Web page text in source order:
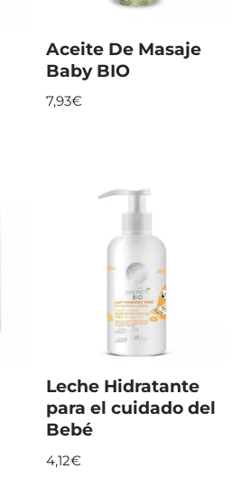
Aceite De Masaje
Baby BIO
7,93€
Leche Hidratante
para el cuidado del
Bebé
4,12€